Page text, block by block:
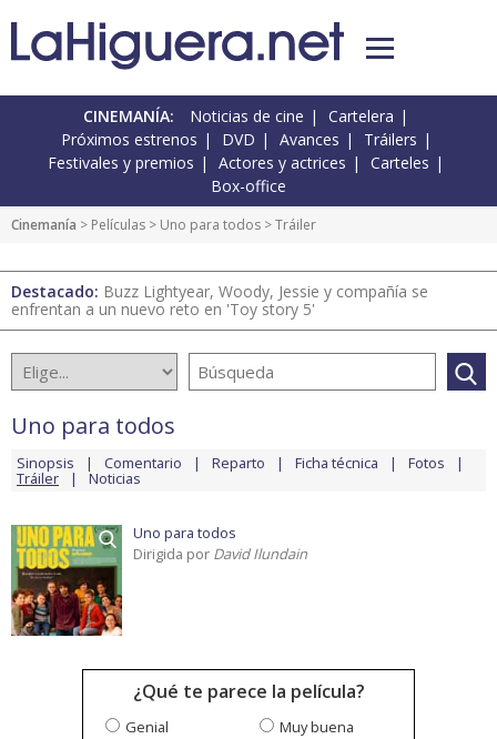
CINEMANÍA: Noticias de cine
Cartelera
Próximos estrenos
DVD Avances
Tráilers
Festivales y premios
Actores y actrices
Carteles
Box-office
Cinemanía > Películas > Uno para todos > Tráiler
Destacado: Buzz Lightyear, Woody, Jessie y compañía se
enfrentan a un nuevo reto en 'Toy story 5'
Uno para todos
Sinopsis Comentario Reparto Ficha técnica Fotos
Tráiler Noticias
Uno para todos
Dirigida por David Ilundain
¿Qué te parece la película?
Genial
Muy buena